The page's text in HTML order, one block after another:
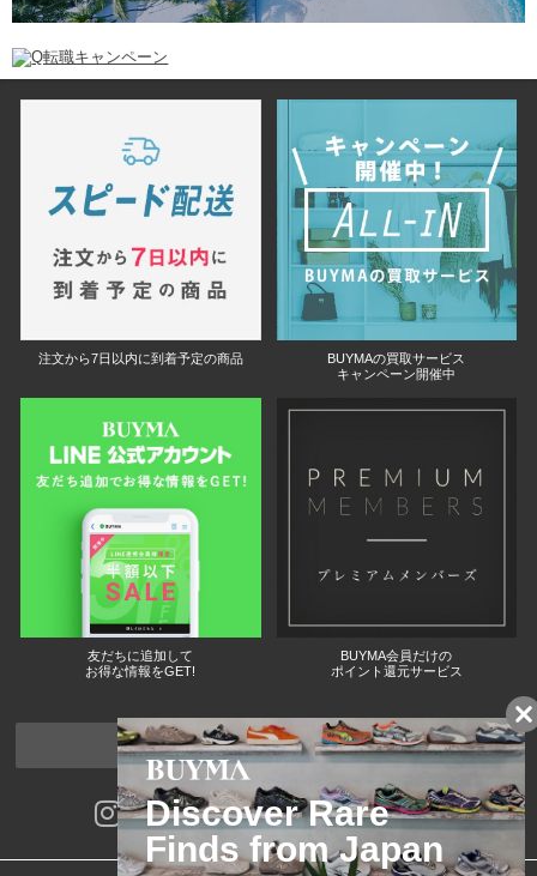
注文から7日以内に到着予定の商品
BUYMAの買取サービス
キャンペーン開催中
友だちに追加して
お得な情報をGET!
BUYMA会員だけの
ポイント還元サービス
ページトップへ